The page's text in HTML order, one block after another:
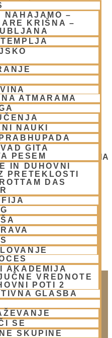
NAHAJAMO –
KRIŠNA –
ATMARAMA
NAUKI
GITA
PESEM
IN DUHOVNI
PRETEKLOSTI
DAS
AKADEMIJA
VREDNOTE
POTI 2
GLASBA
SE
SKUPINE
- CENTER HARE KRIŠNA
- NARASIMHA JAGJA -